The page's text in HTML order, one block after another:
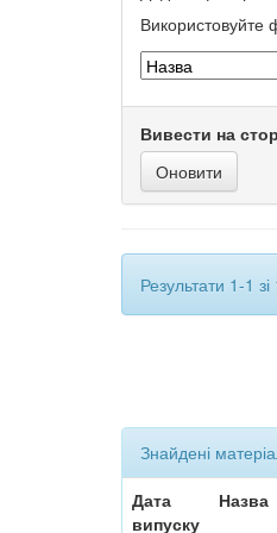
Використовуйте
Вивести на
Результати 1-1 зі
Знайдені
Дата
випуску
Назва